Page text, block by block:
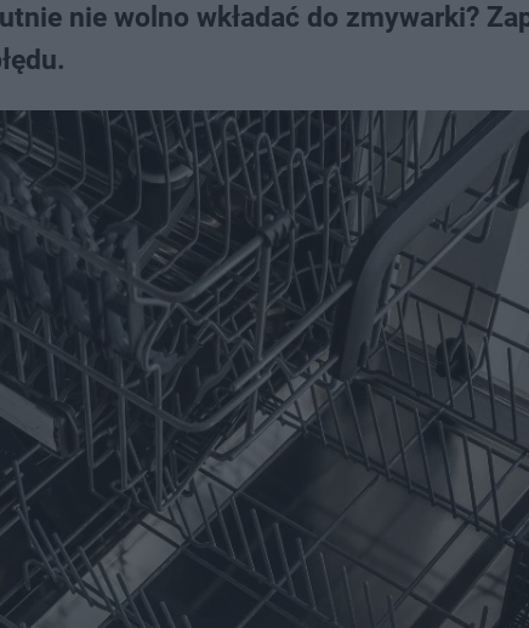
nie wolno wkładać do zmywarki?